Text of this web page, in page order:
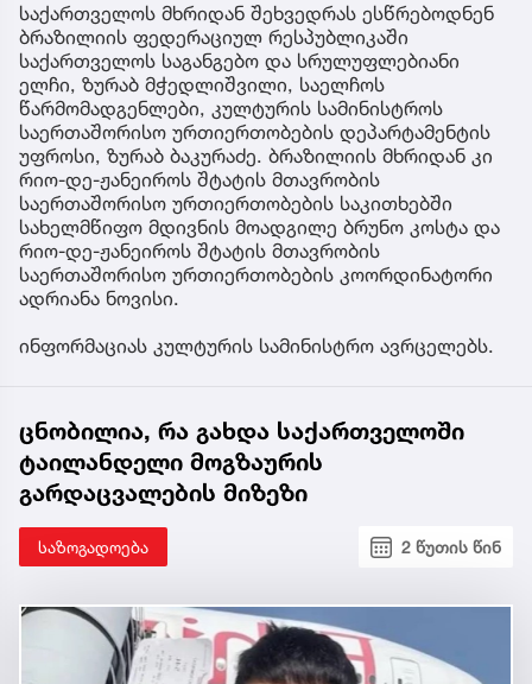
საქართველოს მხრიდან შეხვედრას ესწრებოდნენ
ბრაზილიის ფედერაციულ რესპუბლიკაში
საქართველოს საგანგებო და სრულუფლებიანი
ელჩი, ზურაბ მჭედლიშვილი, საელჩოს
წარმომადგენლები, კულტურის სამინისტროს
საერთაშორისო ურთიერთობების დეპარტამენტის
უფროსი, ზურაბ ბაკურაძე. ბრაზილიის მხრიდან კი
რიო-დე-ჟანეიროს შტატის მთავრობის
საერთაშორისო ურთიერთობების საკითხებში
სახელმწიფო მდივნის მოადგილე ბრუნო კოსტა და
რიო-დე-ჟანეიროს შტატის მთავრობის
საერთაშორისო ურთიერთობების კოორდინატორი
ადრიანა ნოვისი.
ინფორმაციას კულტურის სამინისტრო ავრცელებს.
ცნობილია, რა გახდა საქართველოში
ტაილანდელი მოგზაურის
გარდაცვალების მიზეზი
საზოგადოება 2 წუთის წინ